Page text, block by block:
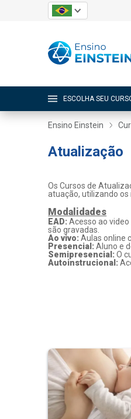
ESCOLHA SEU
Ensino Einstein
Atualização
Os Cursos de
atuação, utilizando
Modalidades
EAD:Acesso ao
são gravadas.
Ao vivo: Aulas online
Presencial:Aluno e
Semipresencial:O
Autoinstrucional: